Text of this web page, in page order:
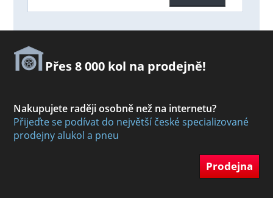
Přes 8 000 kol na prodejně!
Nakupujete raději osobně než na internetu?
Přijeďte se podívat do největší české specializované
prodejny alukol a pneu
Prodejna